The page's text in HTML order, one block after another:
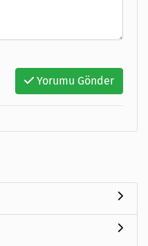
Yorumu Gönder